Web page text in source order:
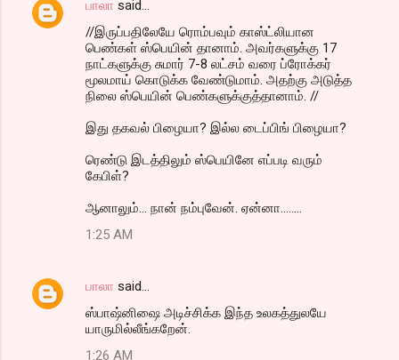
பாலா said…
//இருப்பதிலேயே ரொம்பவும் காஸ்ட்லியான
பெண்கள் ஸ்பெயின் தானாம். அவர்களுக்கு 17
நாட்களுக்கு சுமார் 7-8 லட்சம் வரை ப்ரோக்கர்
மூலமாய் கொடுக்க வேண்டுமாம். அதற்கு அடுத்த
நிலை ஸ்பெயின் பெண்களுக்குத்தானாம். //
இது தகவல் பிழையா? இல்ல டைப்பிங் பிழையா?
ரெண்டு இடத்திலும் ஸ்பெயினே எப்படி வரும்
கேபிள்?
ஆனாலும்... நான் நம்புவேன். ஏன்னா........
1:25 AM
பாலா said…
ஸ்பாஷ்னிஷை அடிச்சிக்க இந்த உலகத்துலயே
யாருமில்லீங்கறேன்.
1:26 AM